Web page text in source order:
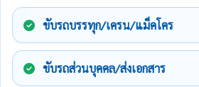
ขับรถบรรทุก/เครน/แม็คโคร
ขับรถส่วนบุคคล/ส่งเอกสาร